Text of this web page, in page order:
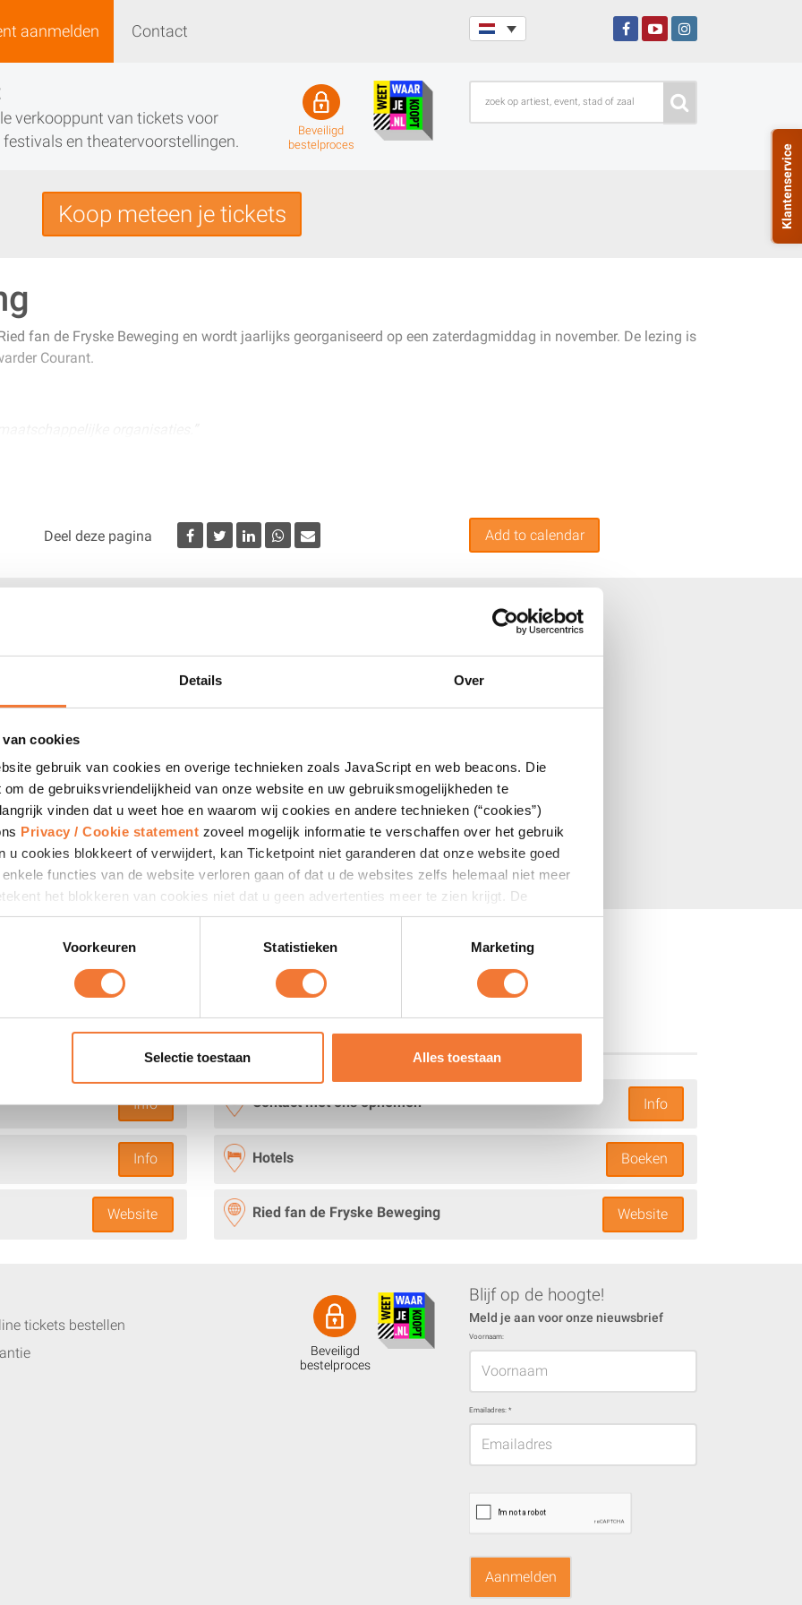
Details Over
cookies
gebruik van cookies en overige technieken zoals JavaScript en web beacons. Die
de gebruiksvriendelijkheid van onze website en uw gebruiksmogelijkheden te
vinden dat u weet hoe en waarom wij cookies en andere technieken (“cookies”)
Privacy / Cookie statement zoveel mogelijk informatie te verschaffen over het gebruik
u cookies blokkeert of verwijdert, kan Ticketpoint niet garanderen dat onze website goed
functies van de website verloren gaan of dat u de websites zelfs helemaal niet meer
het blokkeren van cookies niet dat u geen advertenties meer te zien krijgt. De
meer toegesneden op uw interesses.
Voorkeuren Statistieken Marketing
Selectie toestaan Alles toestaan
aanmelden Contact
aanmelden Contact
verkooppunt van tickets voor
en theatervoorstellingen.
Beveiligd
bestelproces
Koop meteen je tickets
fan de Fryske Beweging en wordt jaarlijks georganiseerd op een zaterdagmiddag in november. De lezing is
Courant.
laten zien.
van de
Deel deze pagina Add to calendar
bekend is. Schrijf je nu
Info Contact met ons opnemen Info
Info Hotels Boeken
Website Ried fan de Fryske Beweging Website
tickets bestellen
Beveiligd
bestelproces
Blijf op de hoogte!
Meld je aan voor onze nieuwsbrief
Voornaam:
Emailadres: *
Aanmelden
Klantenservice